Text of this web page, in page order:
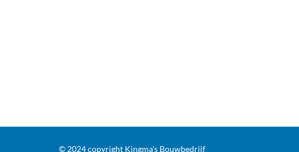
© 2024 copyright Kingma's Bouwbedrijf